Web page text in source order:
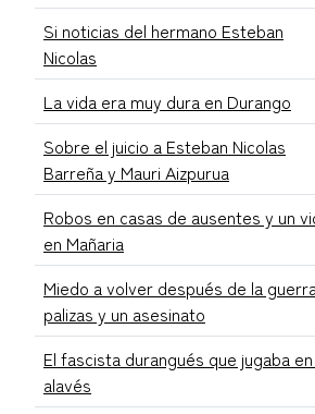
Si noticias del hermano Esteban
Nicolas
La vida era muy dura en Durango
Sobre el juicio a Esteban Nicolas
Barreña y Mauri Aizpurua
Robos en casas de ausentes y un
en Mañaria
Miedo a volver después de la
palizas y un asesinato
El fascista durangués que jugaba
alavés